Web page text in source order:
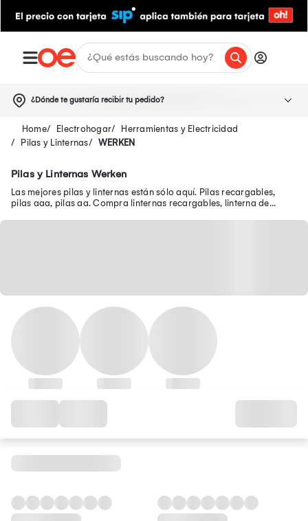
¿Dónde te gustaría recibir tu pedido?
Electrohogar
Herramientas y Electricidad
Pilas y Linternas
WERKEN
Pilas y Linternas Werken
Las mejores pilas y linternas están sólo aquí. Pilas recargables,
pilas aaa, pilas aa. Compra linternas recargables, linterna de